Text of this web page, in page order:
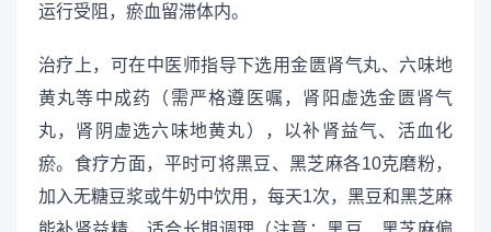
运行受阻，瘀血留滞体内。
治疗上，可在中医师指导下选用金匮肾气丸、六味地
黄丸等中成药（需严格遵医嘱，肾阳虚选金匮肾气
丸，肾阴虚选六味地黄丸），以补肾益气、活血化
瘀。食疗方面，平时可将黑豆、黑芝麻各10克磨粉，
加入无糖豆浆或牛奶中饮用，每天1次，黑豆和黑芝麻